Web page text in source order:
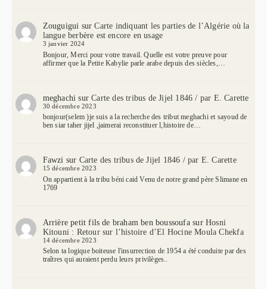
Zouguigui surCarte indiquant les parties de l’Algérie où la
langue berbère est encore en usage
3 janvier 2024
Bonjour, Merci pour votre travail. Quelle est votre preuve pour
affirmer que la Petite Kabylie parle arabe depuis des siècles,…
meghachi surCarte des tribus de Jijel 1846 / par E. Carette
30 décembre 2023
bonjour(selem )je suis a la recherche des tribut meghachi et sayoud de
ben siar taher jijel ,jaimerai reconstituer l,histoire de…
Fawzi sur Carte des tribus de Jijel 1846 / par E. Carette
15 décembre 2023
On appartient à la tribu béni caid Venu de notre grand père Slimane en
1769
Arrière petit fils de braham ben boussoufasur Hosni
Kitouni : Retour sur l’histoire d’El Hocine Moula Chekfa
14 décembre 2023
Selon ta logique boiteuse l'insurrection de 1954 a été conduite par des
traîtres qui auraient perdu leurs privilèges..